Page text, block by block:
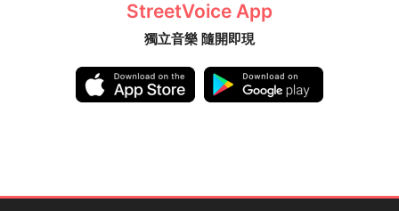
StreetVoice App
獨立音樂 隨開即現